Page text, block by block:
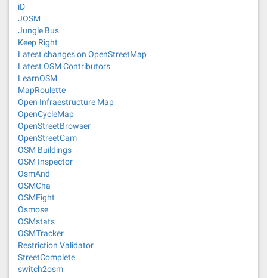
iD
JOSM
Jungle Bus
Keep Right
Latest changes on OpenStreetMap
Latest OSM Contributors
LearnOSM
MapRoulette
Open Infraestructure Map
OpenCycleMap
OpenStreetBrowser
OpenStreetCam
OSM Buildings
OSM Inspector
OsmAnd
OSMCha
OSMFight
Osmose
OSMstats
OSMTracker
Restriction Validator
StreetComplete
switch2osm